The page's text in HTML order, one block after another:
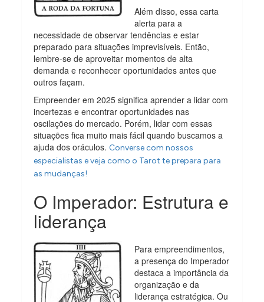
Além disso, essa carta
alerta para a
necessidade de observar tendências e estar
preparado para situações imprevisíveis. Então,
lembre-se de aproveitar momentos de alta
demanda e reconhecer oportunidades antes que
outros façam.
Empreender em 2025 significa aprender a lidar com
incertezas e encontrar oportunidades nas
oscilações do mercado. Porém, lidar com essas
situações fica muito mais fácil quando buscamos a
ajuda dos oráculos. Converse com nossos
especialistas e veja como o Tarot te prepara para
as mudanças!
O Imperador: Estrutura e
liderança
Para empreendimentos,
a presença do Imperador
destaca a importância da
organização e da
liderança estratégica. Ou